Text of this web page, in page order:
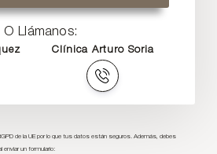
O Llámanos:
Clínica Arturo Soria
de la UE por lo que tus datos están seguros. Además, debes
enviar un formulario: